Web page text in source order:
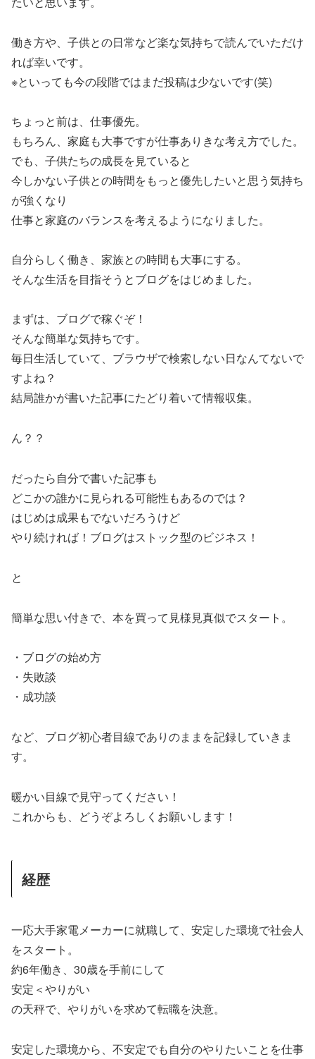
働き方や、子供との日常など楽な気持ちで読んでいただけ
れば幸いです。
※といっても今の段階ではまだ投稿は少ないです(笑)
ちょっと前は、仕事優先。
もちろん、家庭も大事ですが仕事ありきな考え方でした。
でも、子供たちの成長を見ていると
今しかない子供との時間をもっと優先したいと思う気持ち
が強くなり
仕事と家庭のバランスを考えるようになりました。
自分らしく働き、家族との時間も大事にする。
そんな生活を目指そうとブログをはじめました。
まずは、ブログで稼ぐぞ！
そんな簡単な気持ちです。
毎日生活していて、ブラウザで検索しない日なんてないで
すよね？
結局誰かが書いた記事にたどり着いて情報収集。
ん？？
だったら自分で書いた記事も
どこかの誰かに見られる可能性もあるのでは？
はじめは成果もでないだろうけど
やり続ければ！ブログはストック型のビジネス！
と
簡単な思い付きで、本を買って見様見真似でスタート。
・ブログの始め方
・失敗談
・成功談
など、ブログ初心者目線でありのままを記録していきま
す。
暖かい目線で見守ってください！
これからも、どうぞよろしくお願いします！
経歴
一応大手家電メーカーに就職して、安定した環境で社会人
をスタート。
約6年働き、30歳を手前にして
安定＜やりがい
の天秤で、やりがいを求めて転職を決意。
安定した環境から、不安定でも自分のやりたいことを仕事